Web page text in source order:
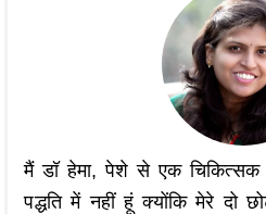
मैं डॉ हेमा, पेशे से एक चिकित्सक
पद्धति में नहीं हूं क्योंकि मेरे दो